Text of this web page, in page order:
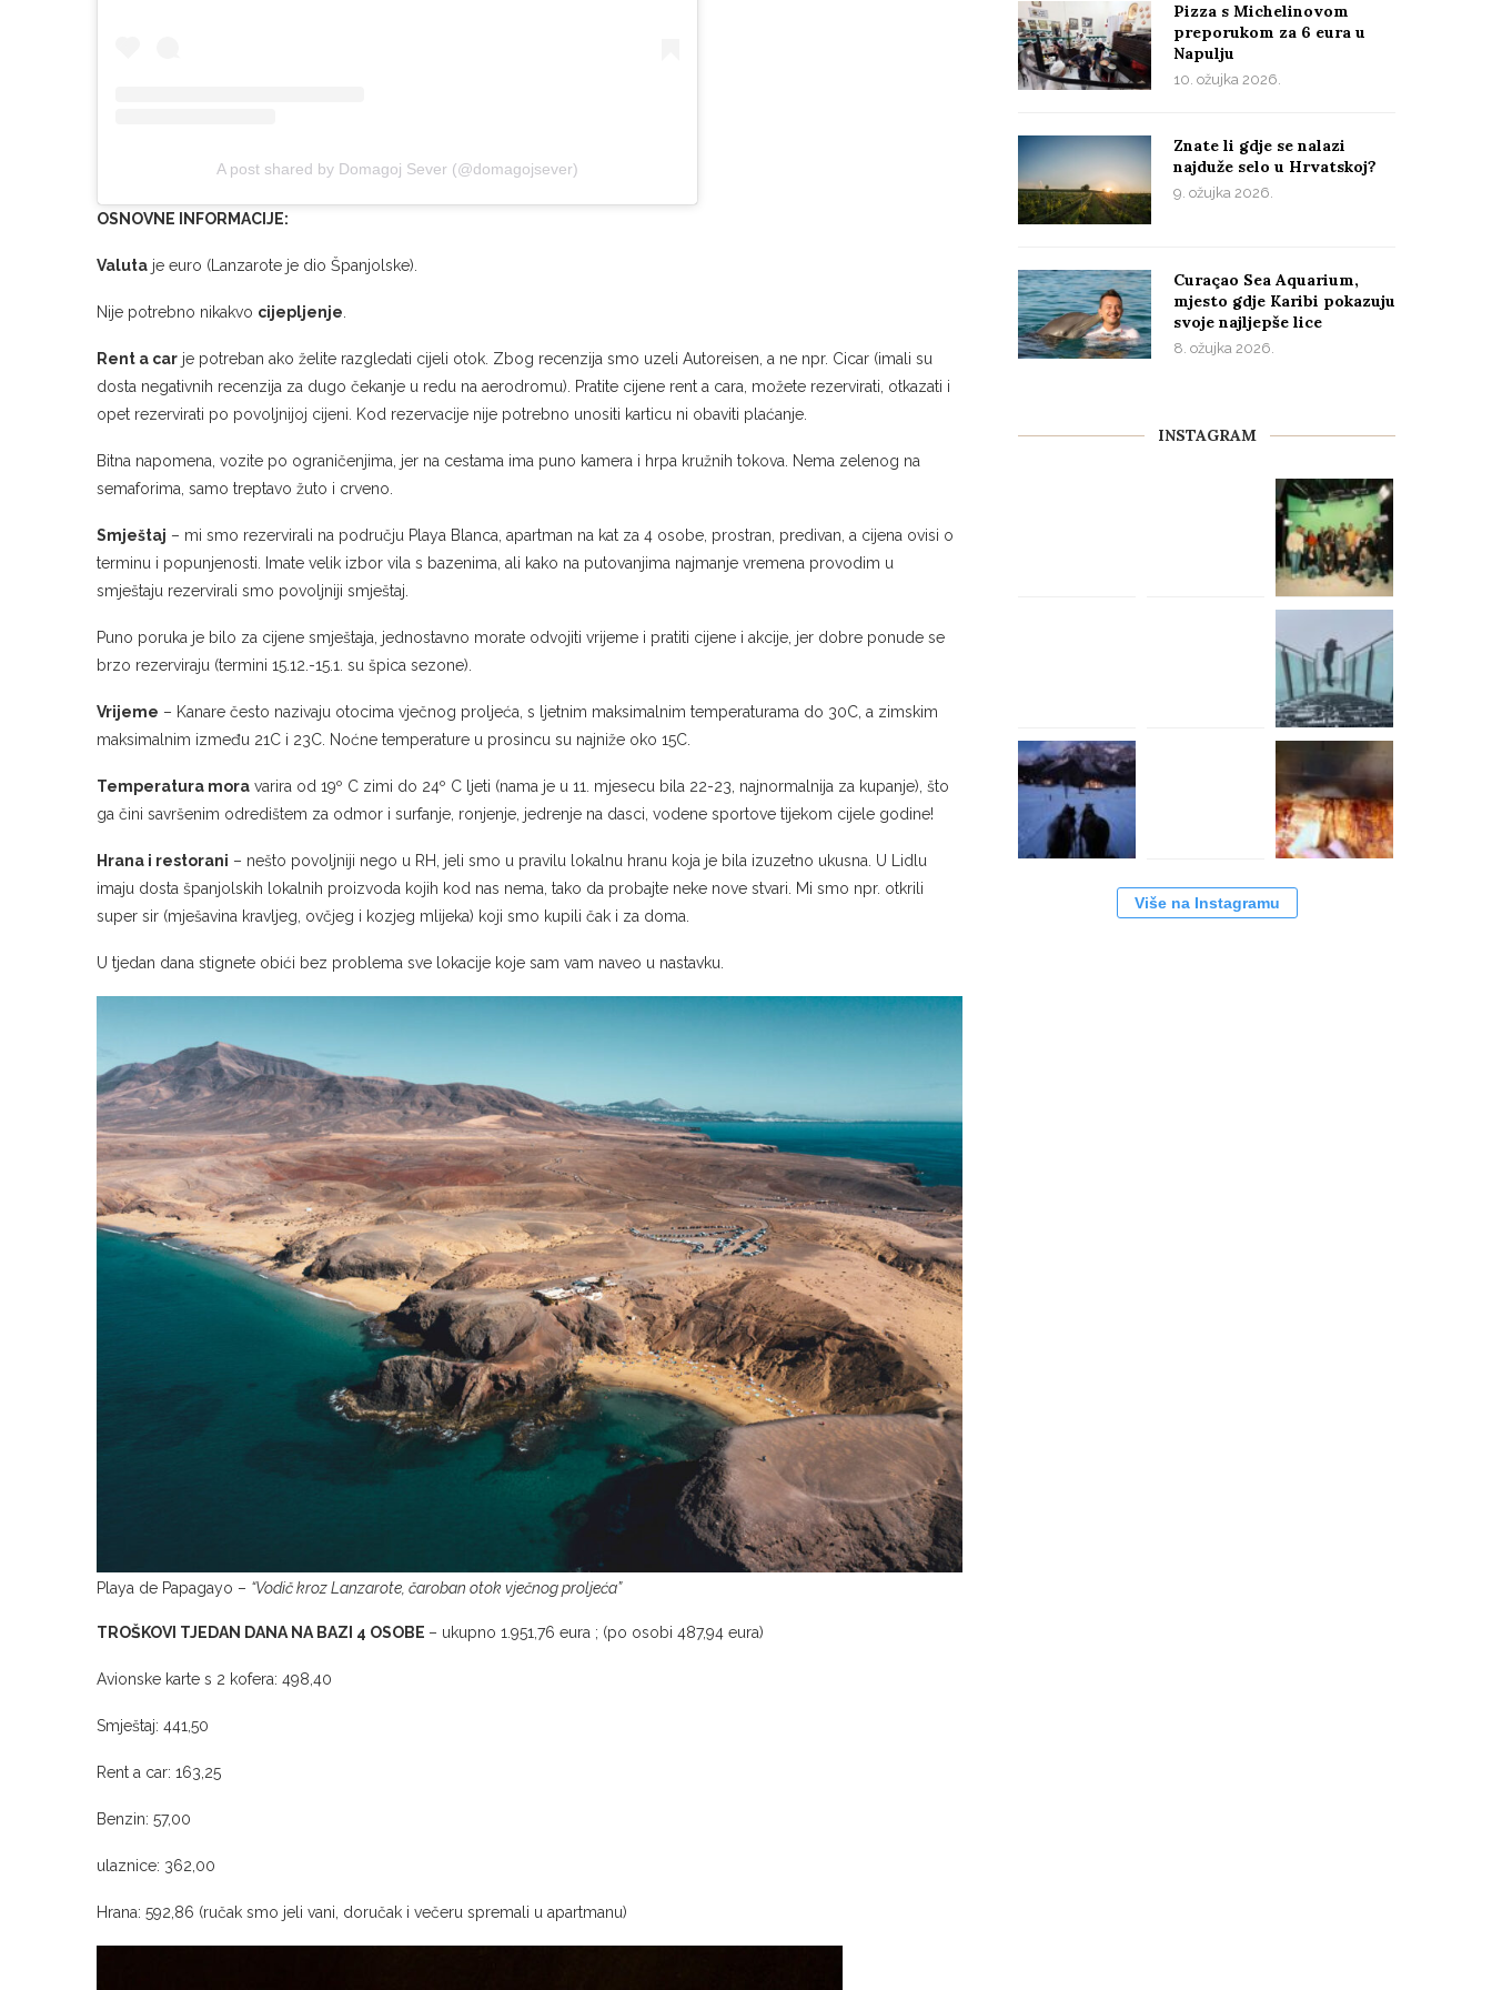
A post shared by Domagoj Sever (@domagojsever)
OSNOVNE INFORMACIJE:
Valuta je euro (Lanzarote je dio Španjolske).
Nije potrebno nikakvo cijepljenje
Rent a car je potreban ako želite razgledati cijeli otok. Zbog recenzija smo uzeli Autoreisen, a ne npr. Cicar (imali su
dosta negativnih recenzija za dugo čekanje u redu na aerodromu). Pratite cijene rent a cara, možete rezervirati, otkazati i
opet rezervirati po povoljnijoj cijeni. Kod rezervacije nije potrebno unositi karticu ni obaviti plaćanje.
Bitna napomena, vozite po ograničenjima, jer na cestama ima puno kamera i hrpa kružnih tokova. Nema zelenog na
semaforima, samo treptavo žuto i crveno.
Smještaj – mi smo rezervirali na području Playa Blanca, apartman na kat za 4 osobe, prostran, predivan, a cijena ovisi o
terminu i popunjenosti. Imate velik izbor vila s bazenima, ali kako na putovanjima najmanje vremena provodim u
smještaju rezervirali smo povoljniji smještaj.
Puno poruka je bilo za cijene smještaja, jednostavno morate odvojiti vrijeme i pratiti cijene i akcije, jer dobre ponude se
brzo rezerviraju (termini 15.12.-15.1. su špica sezone).
Vrijeme – Kanare često nazivaju otocima vječnog proljeća, s ljetnim maksimalnim temperaturama do 30C, a zimskim
maksimalnim između 21C i 23C. Noćne temperature u prosincu su najniže oko 15C.
Temperatura mora varira od 19º C zimi do 24º C ljeti (nama je u 11. mjesecu bila 22-23, najnormalnija za kupanje), što
ga čini savršenim odredištem za odmor i surfanje, ronjenje, jedrenje na dasci, vodene sportove tijekom cijele godine!
Hrana i restorani – nešto povoljniji nego u RH, jeli smo u pravilu lokalnu hranu koja je bila izuzetno ukusna. U Lidlu
imaju dosta španjolskih lokalnih proizvoda kojih kod nas nema, tako da probajte neke nove stvari. Mi smo npr. otkrili
super sir (mješavina kravljeg, ovčjeg i kozjeg mlijeka) koji smo kupili čak i za doma.
U tjedan dana stignete obići bez problema sve lokacije koje sam vam naveo u nastavku.
Playa de Papagayo – “Vodič kroz Lanzarote, čaroban otok vječnog proljeća”
TROŠKOVI TJEDAN DANA NA BAZI 4 OSOBE – ukupno 1.951,76 eura ; (po osobi 487,94 eura)
Avionske karte s 2 kofera: 498,40
Smještaj: 441,50
Rent a car: 163,25
Benzin: 57,00
ulaznice: 362,00
Hrana: 592,86 (ručak smo jeli vani, doručak i večeru spremali u apartmanu)
Pizza s Michelinovom
preporukom za 6 eura u
Napulju
10. ožujka 2026.
Znate li gdje se nalazi
najduže selo u Hrvatskoj?
9. ožujka 2026.
Curaçao Sea Aquarium,
mjesto gdje Karibi pokazuju
svoje najljepše lice
8. ožujka 2026.
INSTAGRAM
Više na Instagramu